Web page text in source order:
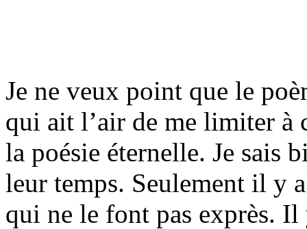
Je ne veux point que le
qui ait l’air de me limiter à
la poésie éternelle. Je sais
leur temps. Seulement il y
qui ne le font pas exprès.